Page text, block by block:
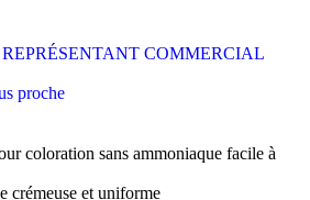
COMMERCIAL
proche
coloration sans ammoniaque facile à
crémeuse et uniforme